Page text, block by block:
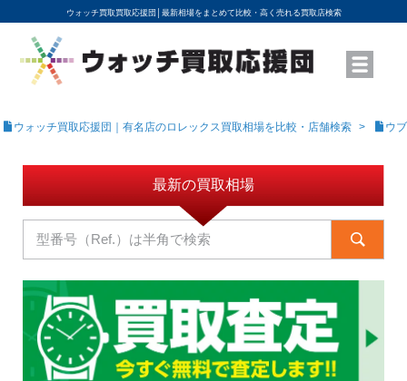
ウォッチ買取買取応援団│ 最新相場をまとめて比較・高く売れる買取店検索
YouTubeで動画を公開中
ROLEXモデル名から買取相場を調べる
高級時計ブランド名から買取相場を調べる
地域から買取店を探す
店舗名から買取店を探す
ブランド時計を高く売る方法
買取査定を依頼する
ウォッチ買取応援団｜有名店のロレックス買取相場を比較・店舗検索 ウ
最新の買取相場